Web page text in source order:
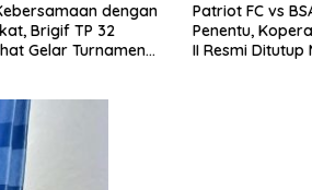
vs BSA FC Jadi Laga
Sekurau Cup
Malam Ini
KPC Ajak
Lingkungan
Olympic Goes